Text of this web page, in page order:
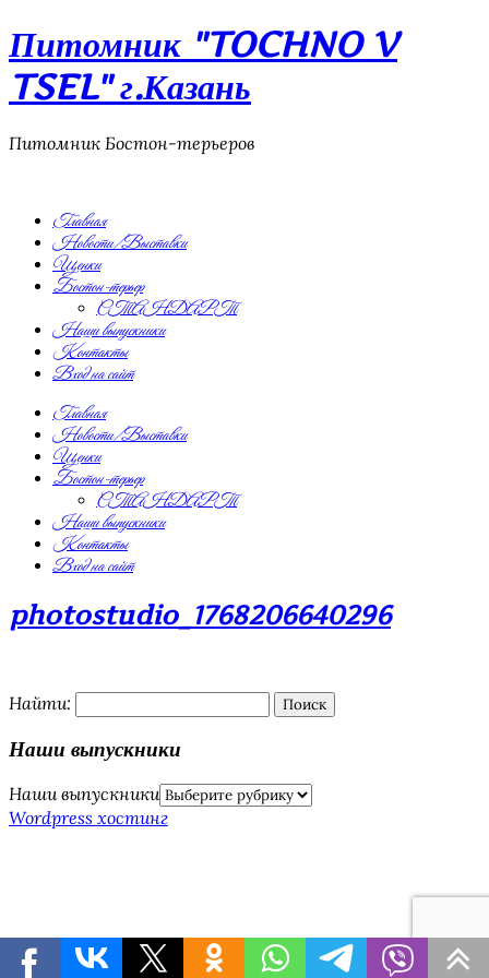
Питомник "TOCHNO V
TSEL" г.Казань
Питомник Бостон-терьеров
Главная
Новости/Выставки
Щенки
Бостон-терьер
СТАНДАРТ
Наши выпускники
Контакты
Вход на сайт
Главная
Новости/Выставки
Щенки
Бостон-терьер
СТАНДАРТ
Наши выпускники
Контакты
Вход на сайт
photostudio_1768206640296
Найти:
Наши выпускники
Наши выпускники
Wordpress хостинг